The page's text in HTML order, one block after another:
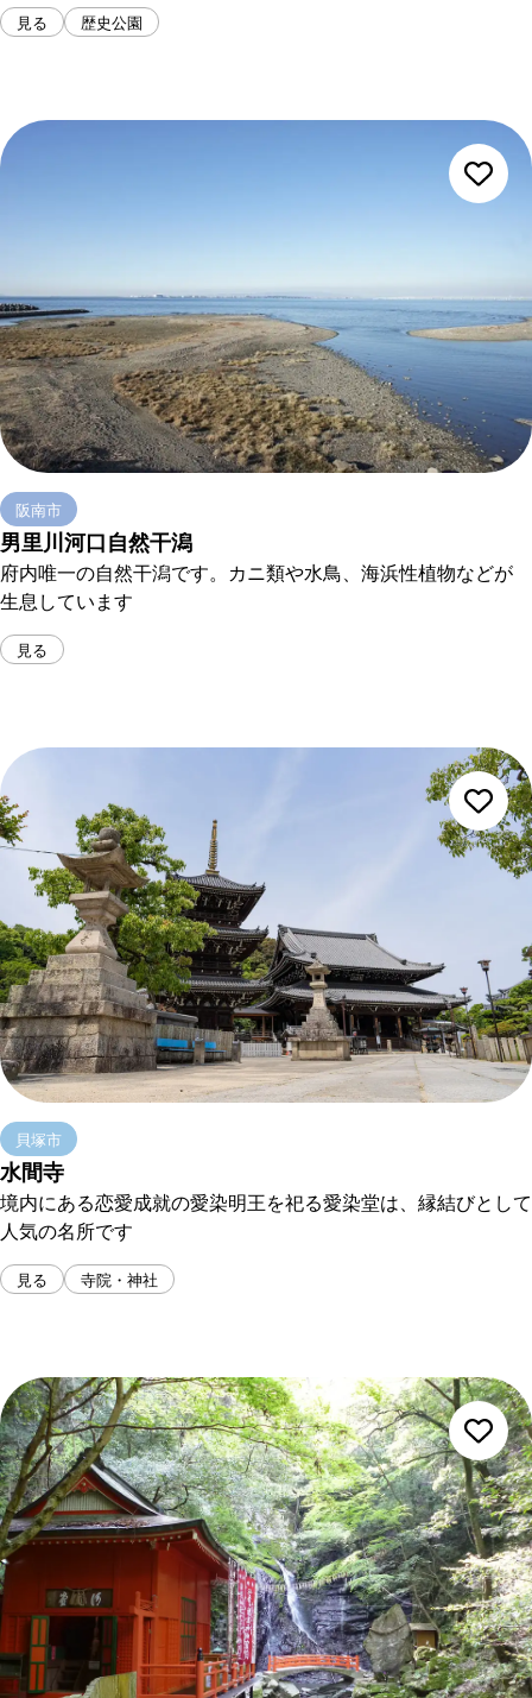
見る 歴史公園
阪南市
男里川河口自然干潟
府内唯一の自然干潟です。カニ類や水鳥、海浜性植物などが
生息しています
見る
貝塚市
水間寺
境内にある恋愛成就の愛染明王を祀る愛染堂は、縁結びとして
人気の名所です
見る 寺院・神社